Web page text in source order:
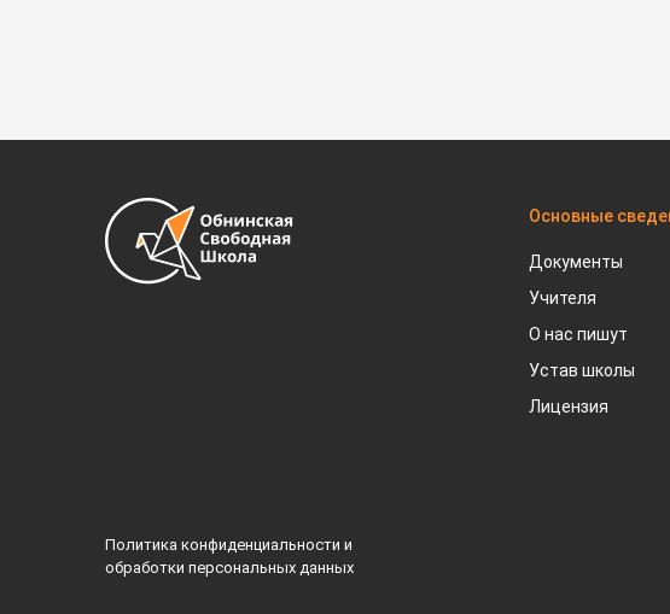
Основные
Документы
Учителя
О нас пишут
Устав школы
Лицензия
Политика конфиденциальности и
обработки персональных данных